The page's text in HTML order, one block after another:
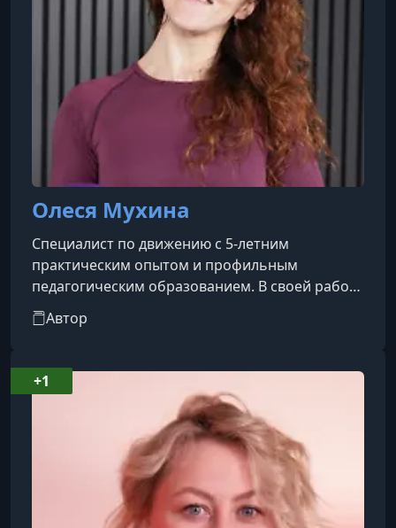
Олеся Мухина
Специалист по движению с 5-летним
практическим опытом и профильным
педагогическим образованием. В своей работе
она опирается на принципы биомеханики,
осознанного движения и постепочного
безопасности, качеству выполнения
упражнений и формированию устойчивых
двигательных навыков.
Автор
+1